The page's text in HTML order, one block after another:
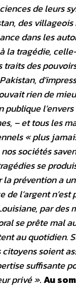
de leurs
des
dans les
tragédie,
des
rien de
– et tous les
« plus
sociétés
se
prévention a
l’argent
par des
se prête mal
au quotidien.
soient
suffisante
privé ».Au